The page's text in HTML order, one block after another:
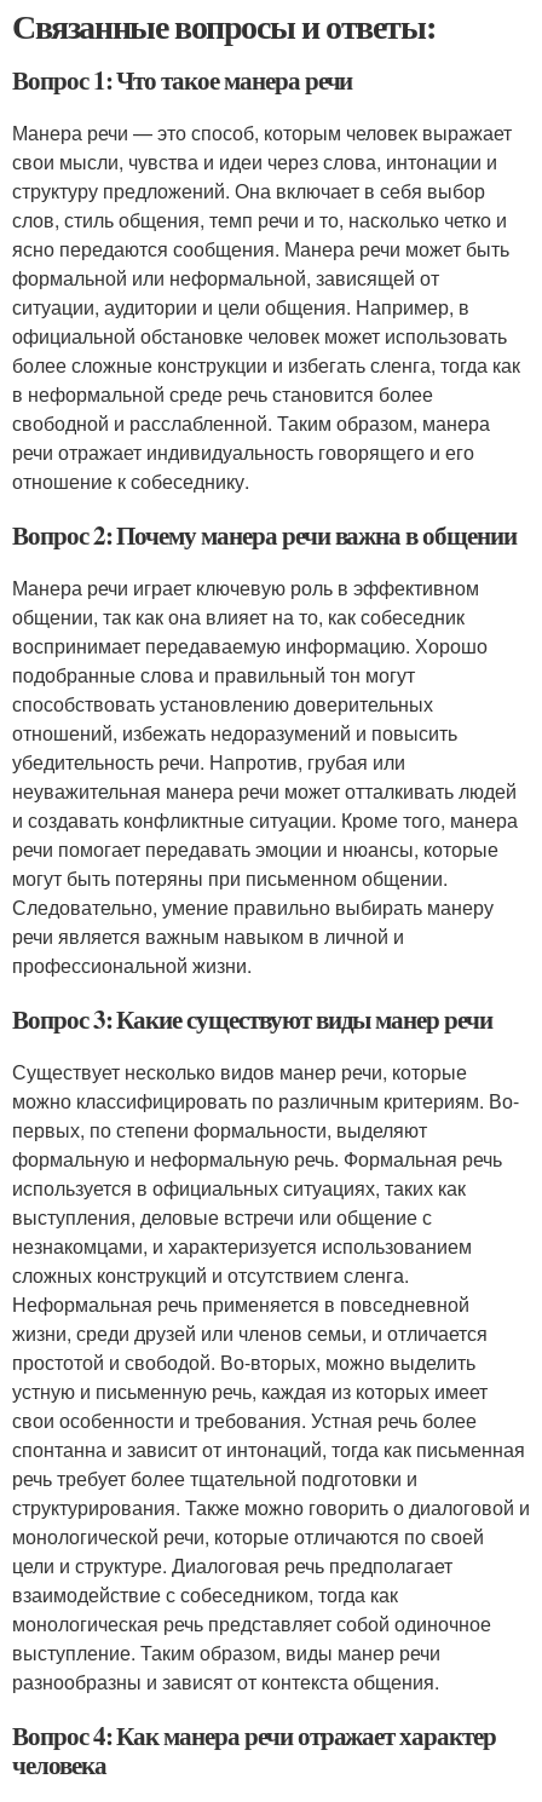
Связанные вопросы и ответы:
Вопрос 1: Что такое манера речи
Манера речи — это способ, которым человек выражает
свои мысли, чувства и идеи через слова, интонации и
структуру предложений. Она включает в себя выбор
слов, стиль общения, темп речи и то, насколько четко и
ясно передаются сообщения. Манера речи может быть
формальной или неформальной, зависящей от
ситуации, аудитории и цели общения. Например, в
официальной обстановке человек может использовать
более сложные конструкции и избегать сленга, тогда как
в неформальной среде речь становится более
свободной и расслабленной. Таким образом, манера
речи отражает индивидуальность говорящего и его
отношение к собеседнику.
Вопрос 2: Почему манера речи важна в общении
Манера речи играет ключевую роль в эффективном
общении, так как она влияет на то, как собеседник
воспринимает передаваемую информацию. Хорошо
подобранные слова и правильный тон могут
способствовать установлению доверительных
отношений, избежать недоразумений и повысить
убедительность речи. Напротив, грубая или
неуважительная манера речи может отталкивать людей
и создавать конфликтные ситуации. Кроме того, манера
речи помогает передавать эмоции и нюансы, которые
могут быть потеряны при письменном общении.
Следовательно, умение правильно выбирать манеру
речи является важным навыком в личной и
профессиональной жизни.
Вопрос 3: Какие существуют виды манер речи
Существует несколько видов манер речи, которые
можно классифицировать по различным критериям. Во-
первых, по степени формальности, выделяют
формальную и неформальную речь. Формальная речь
используется в официальных ситуациях, таких как
выступления, деловые встречи или общение с
незнакомцами, и характеризуется использованием
сложных конструкций и отсутствием сленга.
Неформальная речь применяется в повседневной
жизни, среди друзей или членов семьи, и отличается
простотой и свободой. Во-вторых, можно выделить
устную и письменную речь, каждая из которых имеет
свои особенности и требования. Устная речь более
спонтанна и зависит от интонаций, тогда как письменная
речь требует более тщательной подготовки и
структурирования. Также можно говорить о диалоговой и
монологической речи, которые отличаются по своей
цели и структуре. Диалоговая речь предполагает
взаимодействие с собеседником, тогда как
монологическая речь представляет собой одиночное
выступление. Таким образом, виды манер речи
разнообразны и зависят от контекста общения.
Вопрос 4: Как манера речи отражает характер
человека